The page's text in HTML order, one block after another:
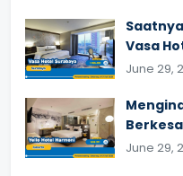
Vasa
June 29,
June 29,